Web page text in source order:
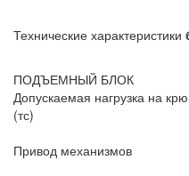
Технические характеристики
ПОДЪЕМНЫЙ БЛОК
Допускаемая нагрузка на
(тс)
Привод механизмов